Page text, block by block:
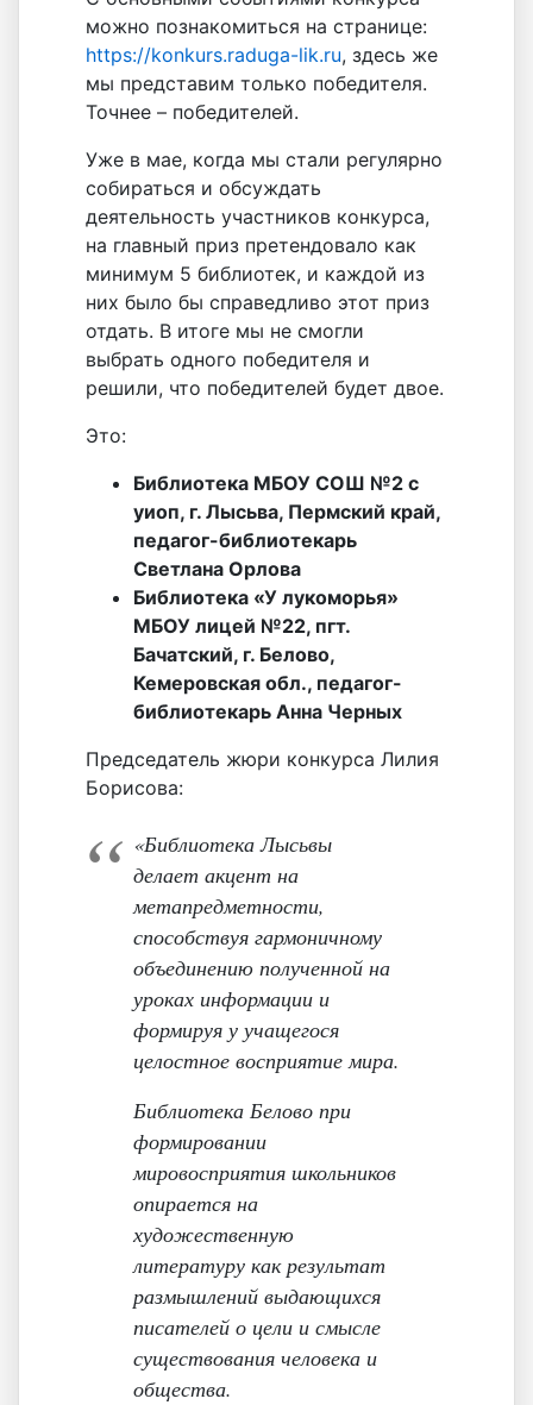
можно познакомиться на странице:
https://konkurs.raduga-lik.ru, здесь же
мы представим только победителя.
Точнее – победителей.
Уже в мае, когда мы стали регулярно
собираться и обсуждать
деятельность участников конкурса,
на главный приз претендовало как
минимум 5 библиотек, и каждой из
них было бы справедливо этот приз
отдать. В итоге мы не смогли
выбрать одного победителя и
решили, что победителей будет двое.
Это:
Библиотека МБОУ СОШ №2 с
уиоп, г. Лысьва, Пермский край,
педагог-библиотекарь
Светлана Орлова
Библиотека «У лукоморья»
МБОУ лицей №22, пгт.
Бачатский, г. Белово,
Кемеровская обл., педагог-
библиотекарь Анна Черных
Председатель жюри конкурса Лилия
Борисова:
«Библиотека Лысьвы
делает акцент на
метапредметности,
способствуя гармоничному
объединению полученной на
уроках информации и
формируя у учащегося
целостное восприятие мира.
Библиотека Белово при
формировании
мировосприятия школьников
опирается на
художественную
литературу как результат
размышлений выдающихся
писателей о цели и смысле
существования человека и
общества.